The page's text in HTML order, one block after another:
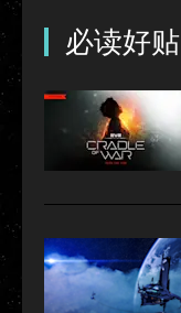
必读好贴